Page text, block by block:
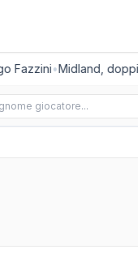
Fazzini•Midland,